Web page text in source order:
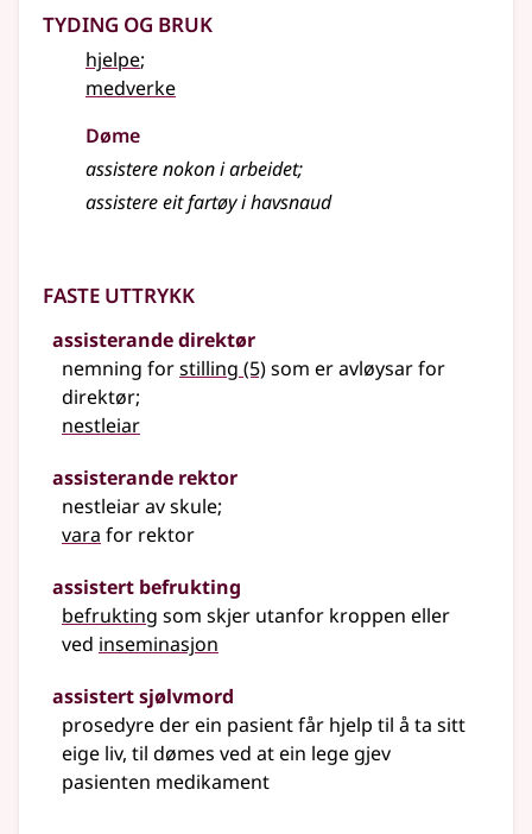
Tyding og bruk
hjelpe;
medverke
Døme
assistere nokon i arbeidet;
assistere eit fartøy i havsnaud
Faste uttrykk
assisterande direktør
nemning forstilling (5)som er avløysar for
direktør;
nestleiar
assisterande rektor
nestleiar av skule;
vara for rektor
assistert befrukting
befrukting som skjer utanfor kroppen eller
ved inseminasjon
assistert sjølvmord
prosedyre der ein pasient får hjelp til å ta sitt
eige liv, til dømes ved at ein lege gjev
pasienten medikament